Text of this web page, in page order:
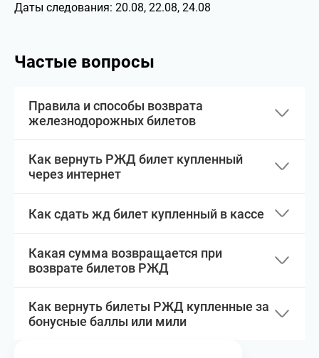
Даты следования: 20.08, 22.08, 24.08
Частые вопросы
Правила и способы возврата
железнодорожных билетов
Как вернуть РЖД билет купленный
через интернет
Как сдать жд билет купленный в кассе
Какая сумма возвращается при
возврате билетов РЖД
Как вернуть билеты РЖД купленные за
бонусные баллы или мили